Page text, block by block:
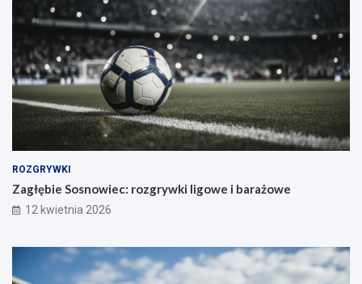
ROZGRYWKI
Zagłębie Sosnowiec: rozgrywki ligowe i barażowe
12 kwietnia 2026